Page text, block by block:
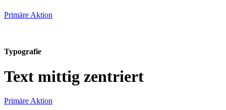
Primäre Aktion
Typografie
Text mittig zentriert
Primäre Aktion